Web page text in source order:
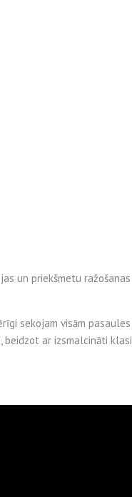
un priekšmetu
sekojam visām
ar izsmalcināti